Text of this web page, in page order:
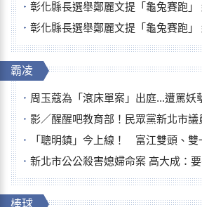
彰化縣長選舉鄭麗文提「龜兔賽跑」 綠營、無
彰化縣長選舉鄭麗文提「龜兔賽跑」 綠營、無
霸凌
周玉蔻為「滾床單案」出庭...遭罵妖孽下地獄 張
影／醒醒吧教育部！民眾黨新北市議員參選人提出
「聰明鎮」今上線！ 富江雙頭、雙一
新北市公公殺害媳婦命案 高大成：要害
棒球